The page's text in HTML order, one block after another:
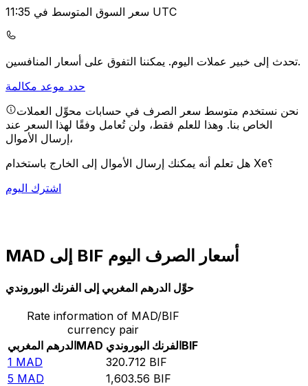
سعر السوق المتوسط في 11:35 UTC
تحدث إلى خبير عملات اليوم.يمكننا التفوق على أسعار المنافسين.
حدد موعد مكالمة
نحن نستخدم متوسط سعر الصرف في حسابات محوِّل العملات
الخاص بنا. وهذا للعلم فقط، ولن تُعامل وفقًا لهذا السعر عند
إرسال الأموال،
هل تعلم أنه يمكنك إرسال الأموال إلى الخارج باستخدام Xe؟
اشترك اليوم
MAD إلى BIF أسعار الصرف اليوم
حوِّل الدرهم المغربي إلى الفرنك البوروندي
Rate information of MAD/BIF
currency pair
الدرهم المغربيMAD الفرنك البورونديBIF
1 MAD 320.712 BIF
5 MAD 1,603.56 BIF